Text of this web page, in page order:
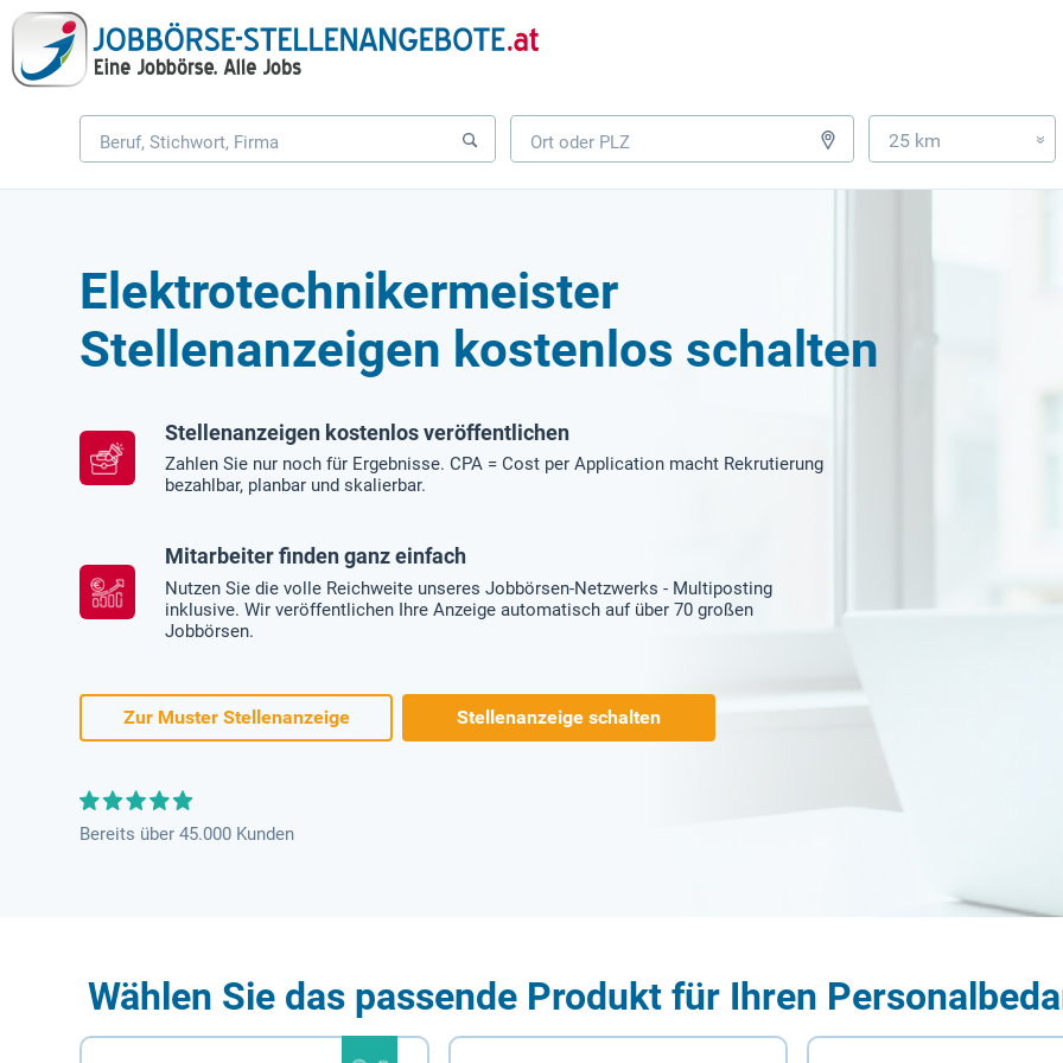
25 km »
Elektrotechnikermeister
Stellenanzeigen kostenlos schalten
Stellenanzeigen kostenlos veröffentlichen
Zahlen Sie nur noch für Ergebnisse. CPA = Cost per Application macht Rekrutierung
bezahlbar, planbar und skalierbar.
Mitarbeiter finden ganz einfach
Nutzen Sie die volle Reichweite unseres Jobbörsen-Netzwerks - Multiposting
inklusive. Wir veröffentlichen Ihre Anzeige automatisch auf über 70 großen
Jobbörsen.
Zur Muster Stellenanzeige Stellenanzeige schalten
Bereits über 45.000 Kunden
Wählen Sie das passende Produkt für Ihren